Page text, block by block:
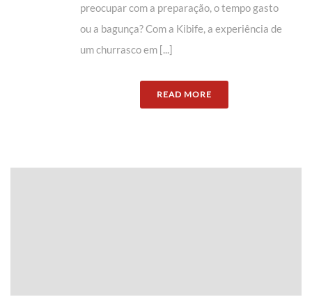
preocupar com a preparação, o tempo gasto
ou a bagunça? Com a Kibife, a experiência de
um churrasco em [...]
READ MORE